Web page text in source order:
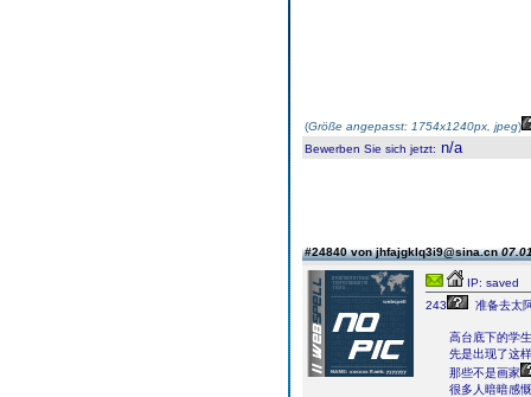
(Größe angepasst: 1754x1240px, jpeg)
Bewerben Sie sich jetzt: n/a
#24840 von jhfajgklq3i9@sina.cn
IP: saved
243
准备去太
高台底下的学生
先是出现了这样
那些不是画家
很多人暗暗感慨